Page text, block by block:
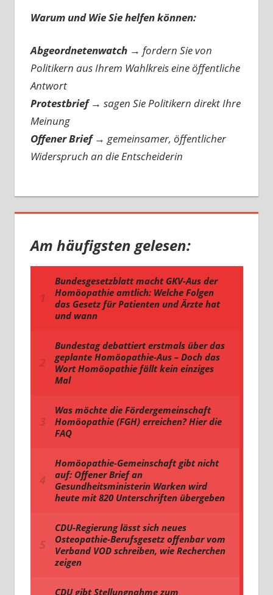
Warum und Wie Sie helfen können:
Abgeordnetenwatch → fordern Sie von
Politikern aus Ihrem Wahlkreis eine öffentliche
Antwort
Protestbrief → sagen Sie Politikern direkt Ihre
Meinung
Offener Brief → gemeinsamer, öffentlicher
Widerspruch an die Entscheiderin
Am häufigsten gelesen: